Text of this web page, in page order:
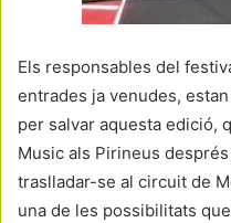
Els responsables del
entrades ja venudes,
per salvar aquesta edició,
Music als Pirineus
traslladar-se al circuit de
una de les possibilitats